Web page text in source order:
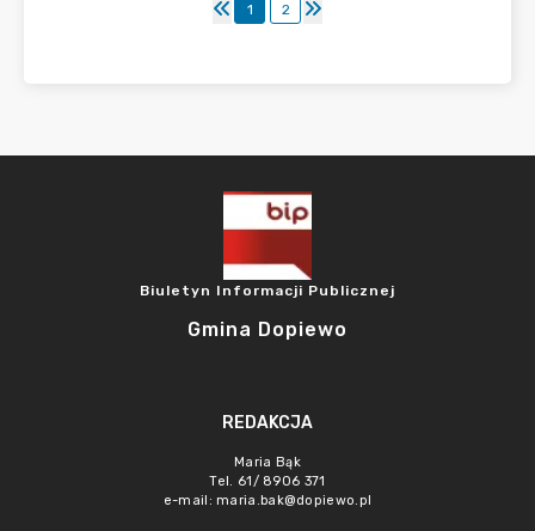
1
2
Biuletyn Informacji Publicznej
Gmina Dopiewo
REDAKCJA
Maria Bąk
Tel. 61/ 8906 371
e-mail: maria.bak@dopiewo.pl